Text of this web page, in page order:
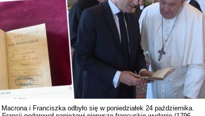
i Franciszka odbyło się w poniedziałek 24 października.
Rekonstrukcja wydarzeń z 1
1918 roku we Lwowie